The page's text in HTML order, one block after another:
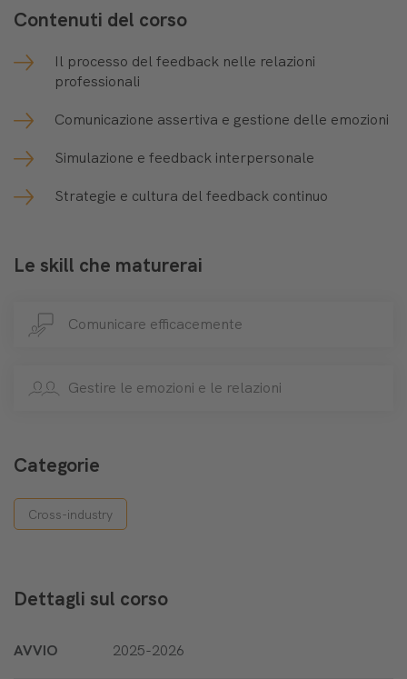
Contenuti del corso
Il processo del feedback nelle relazioni
professionali
Comunicazione assertiva e gestione delle emozioni
Simulazione e feedback interpersonale
Strategie e cultura del feedback continuo
Le skill che maturerai
Comunicare efficacemente
Gestire le emozioni e le relazioni
Categorie
Cross-industry
Dettagli sul corso
AVVIO 2025-2026